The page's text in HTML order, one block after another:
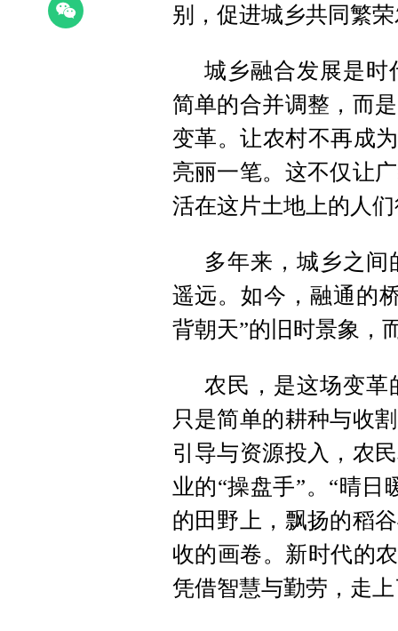
别，促进城乡共同繁
城乡融合发展是时
简单的合并调整，而
变革。让农村不再成
亮丽一笔。这不仅让
活在这片土地上的人
多年来，城乡之
遥远。如今，融通的
背朝天”的旧时景象，
农民，是这场变革
只是简单的耕种与收
引导与资源投入，农
业的“操盘手”。“晴
的田野上，飘扬的稻
收的画卷。新时代的
凭借智慧与勤劳，走